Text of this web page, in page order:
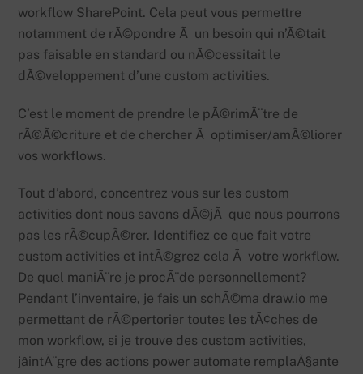
workflow SharePoint. Cela peut vous permettre
notamment de rÃ©pondre Ã un besoin qui n’Ã©tait
pas faisable en standard ou nÃ©cessitait le
dÃ©veloppement d’une custom activities.
C’est le moment de prendre le pÃ©rimÃ¨tre de
rÃ©Ã©criture et de chercher Ã optimiser/amÃ©liorer
vos workflows.
Tout d’abord, concentrez vous sur les custom
activities dont nous savons dÃ©jÃ que nous pourrons
pas les rÃ©cupÃ©rer. Identifiez ce que fait votre
custom activities et intÃ©grez cela Ã votre workflow.
De quel maniÃ¨re je procÃ¨de personnellement?
Pendant l’inventaire, je fais un schÃ©ma draw.io me
permettant de rÃ©pertorier toutes les tÃ¢ches de
mon workflow, si je trouve des custom activities,
jâintÃ¨gre des actions power automate remplaÃ§ante